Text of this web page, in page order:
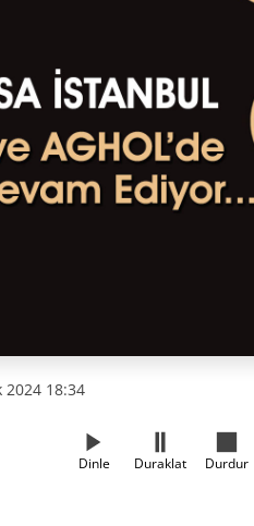
2024 18:34
Dinle Duraklat Durdur